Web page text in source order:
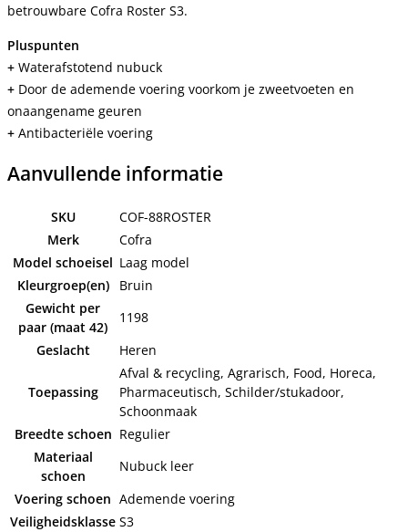
betrouwbare Cofra Roster S3.
Pluspunten
+ Waterafstotend nubuck
+ Door de ademende voering voorkom je zweetvoeten en
onaangename geuren
+ Antibacteriële voering
Aanvullende informatie
SKU
COF-88ROSTER
Merk
Cofra
Model schoeisel Laag model
Kleurgroep(en)
Bruin
Gewicht per
paar (maat 42)
1198
Geslacht
Heren
Toepassing
Afval & recycling, Agrarisch, Food, Horeca,
Pharmaceutisch, Schilder/stukadoor,
Schoonmaak
Breedte schoen Regulier
Materiaal
schoen
Nubuck leer
Voering schoen Ademende voering
Veiligheidsklasse S3